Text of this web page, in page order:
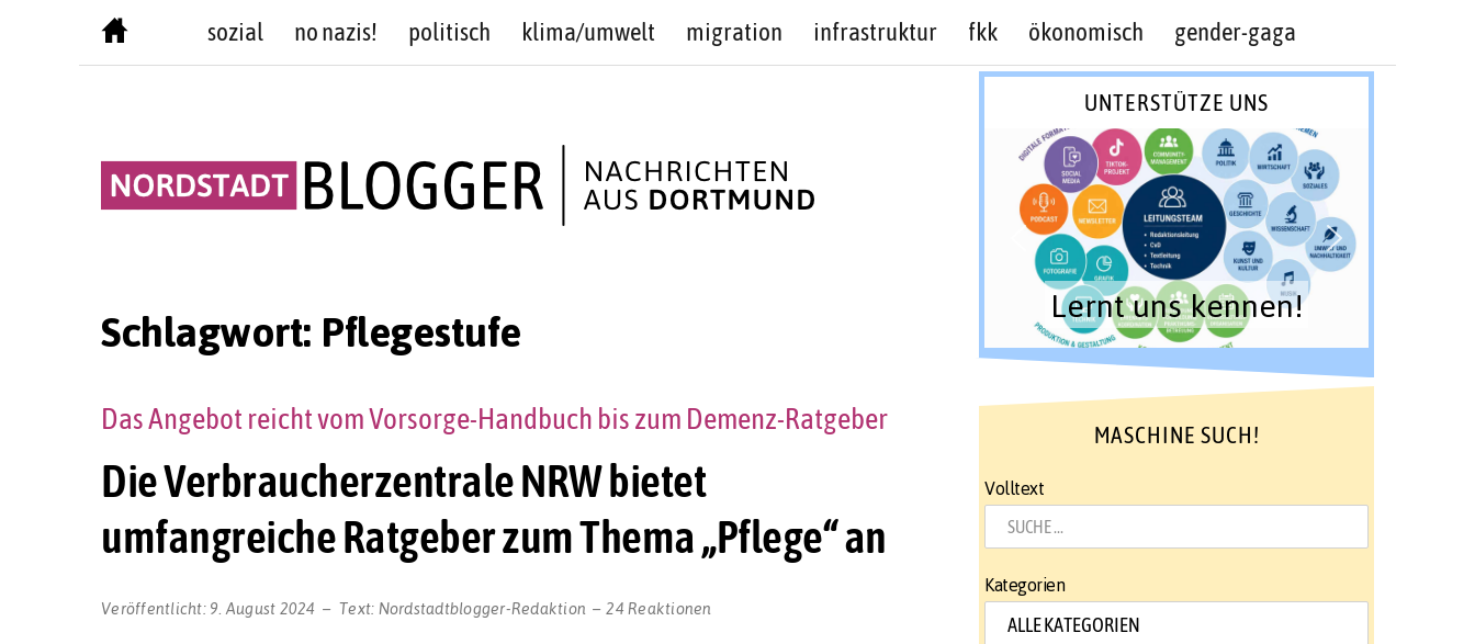
sozial no nazis! politisch klima/umwelt migration infrastruktur fkk ökonomisch gender-gaga
Schlagwort: Pflegestufe
Die Verbraucherzentrale NRW bietet
umfangreiche Ratgeber zum Thema „Pflege“ an
Das Angebot reicht vom Vorsorge-Handbuch bis zum Demenz-Ratgeber
Veröffentlicht: 9. August 2024 Text: Nordstadtblogger-Redaktion 24 Reaktionen
UNTERSTÜTZE UNS
Lernt uns kennen!
MASCHINE SUCH!
Volltext
Kategorien